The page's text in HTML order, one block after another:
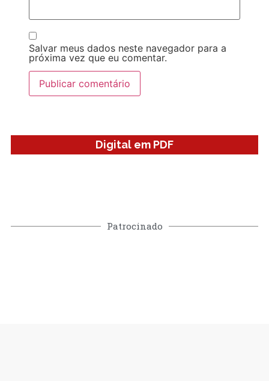
Salvar meus dados neste navegador para a
próxima vez que eu comentar.
Digital em PDF
Patrocinado